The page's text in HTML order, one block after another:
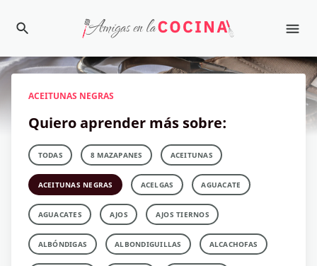
ACEITUNAS NEGRAS
Quiero aprender más sobre:
TODAS 8 MAZAPANES ACEITUNAS
ACEITUNAS NEGRAS ACELGAS AGUACATE
AGUACATES AJOS AJOS TIERNOS
ALBÓNDIGAS ALBONDIGUILLAS ALCACHOFAS